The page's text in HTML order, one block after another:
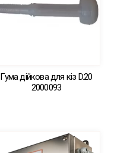
Гума дійкова для кіз D.20
2000093